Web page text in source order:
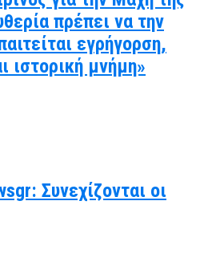
πρέπει να την
εγρήγορση,
ιστορική μνήμη»
Συνεχίζονται οι